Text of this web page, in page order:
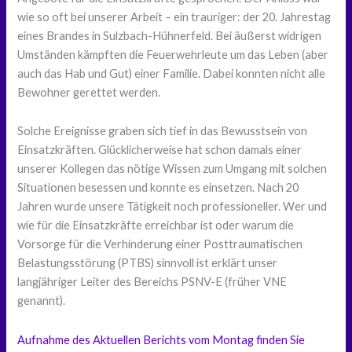
wie so oft bei unserer Arbeit – ein trauriger: der 20. Jahrestag
eines Brandes in Sulzbach-Hühnerfeld. Bei äußerst widrigen
Umständen kämpften die Feuerwehrleute um das Leben (aber
auch das Hab und Gut) einer Familie. Dabei konnten nicht alle
Bewohner gerettet werden.
Solche Ereignisse graben sich tief in das Bewusstsein von
Einsatzkräften. Glücklicherweise hat schon damals einer
unserer Kollegen das nötige Wissen zum Umgang mit solchen
Situationen besessen und konnte es einsetzen. Nach 20
Jahren wurde unsere Tätigkeit noch professioneller. Wer und
wie für die Einsatzkräfte erreichbar ist oder warum die
Vorsorge für die Verhinderung einer Posttraumatischen
Belastungsstörung (PTBS) sinnvoll ist erklärt unser
langjähriger Leiter des Bereichs PSNV-E (früher VNE
genannt).
Aufnahme des Aktuellen Berichts vom Montag finden Sie